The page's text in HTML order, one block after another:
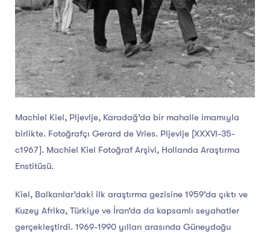
Machiel Kiel, Pljevlje, Karadağ’da bir mahalle imamıyla
birlikte. Fotoğrafçı Gerard de Vries. Pljevlje [XXXVI-35-
c1967]. Machiel Kiel Fotoğraf Arşivi, Hollanda Araştırma
Enstitüsü.
Kiel, Balkanlar’daki ilk araştırma gezisine 1959’da çıktı ve
Kuzey Afrika, Türkiye ve İran’da da kapsamlı seyahatler
gerçekleştirdi. 1969-1990 yılları arasında Güneydoğu